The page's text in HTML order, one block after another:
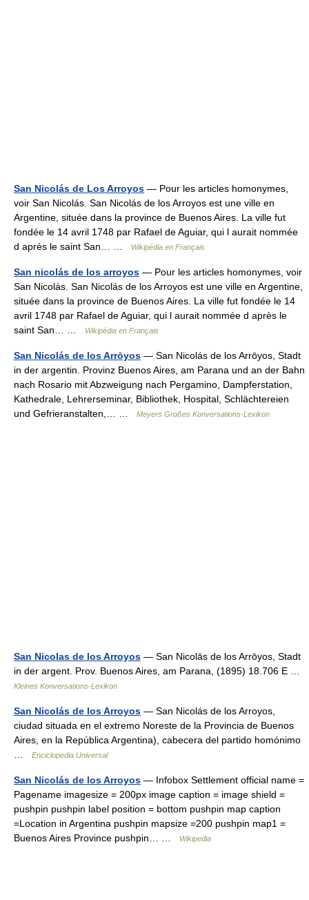
San Nicolás de Los Arroyos — Pour les articles homonymes,
voir San Nicolás. San Nicolás de los Arroyos est une ville en
Argentine, située dans la province de Buenos Aires. La ville fut
fondée le 14 avril 1748 par Rafael de Aguiar, qui l aurait nommée
d après le saint San… …
Wikipédia en Français
San nicolás de los arroyos — Pour les articles homonymes, voir
San Nicolás. San Nicolás de los Arroyos est une ville en Argentine,
située dans la province de Buenos Aires. La ville fut fondée le 14
avril 1748 par Rafael de Aguiar, qui l aurait nommée d après le
saint San… …
Wikipédia en Français
San Nicolás de los Arrōyos — San Nicolás de los Arrōyos, Stadt
in der argentin. Provinz Buenos Aires, am Parana und an der Bahn
nach Rosario mit Abzweigung nach Pergamino, Dampferstation,
Kathedrale, Lehrerseminar, Bibliothek, Hospital, Schlächtereien
und Gefrieranstalten,… …
Meyers Großes Konversations-Lexikon
San Nicolas de los Arroyos — San Nicolās de los Arrōyos, Stadt
in der argent. Prov. Buenos Aires, am Parana, (1895) 18.706 E …
Kleines Konversations-Lexikon
San Nicolás de los Arroyos — San Nicolás de los Arroyos,
ciudad situada en el extremo Noreste de la Provincia de Buenos
Aires, en la República Argentina), cabecera del partido homónimo
Enciclopedia Universal
San Nicolás de los Arroyos — Infobox Settlement official name =
Pagename imagesize = 200px image caption = image shield =
pushpin pushpin label position = bottom pushpin map caption
=Location in Argentina pushpin mapsize =200 pushpin map1 =
Buenos Aires Province pushpin… …
Wikipedia